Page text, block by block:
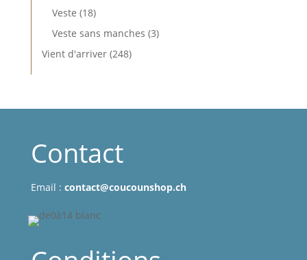
Veste 1818
produits
Veste sans manches 33
Vient d'arriver 248248
Contact
Email : contact@coucounshop.ch